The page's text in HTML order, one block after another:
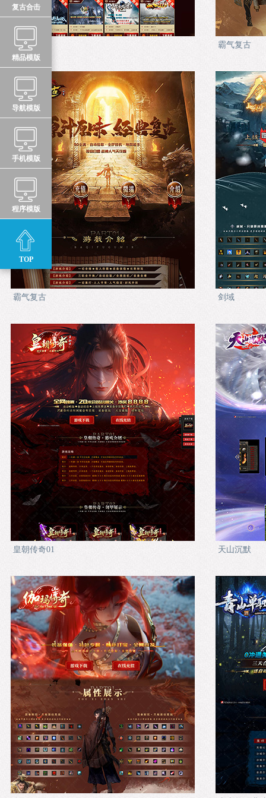
游戏中心 霸气复古
霸气复古 剑域
皇朝传奇01 天山沉默
复古合击
精品模版
导航模版
手机模版
程序模版
TOP